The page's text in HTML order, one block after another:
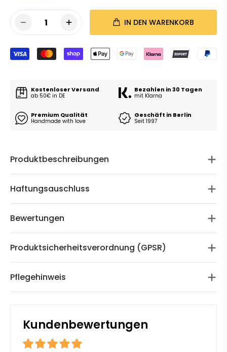
1 IN DEN WARENKORB
Kostenloser Versand
ab 50€ in DE
Bezahlen in 30 Tagen
mit Klarna
Premium Qualität
Handmade with love
Geschäft in Berlin
Seit 1997
Produktbeschreibungen
Haftungsauschluss
Bewertungen
Produktsicherheitsverordnung (GPSR)
Pflegehinweis
Kundenbewertungen